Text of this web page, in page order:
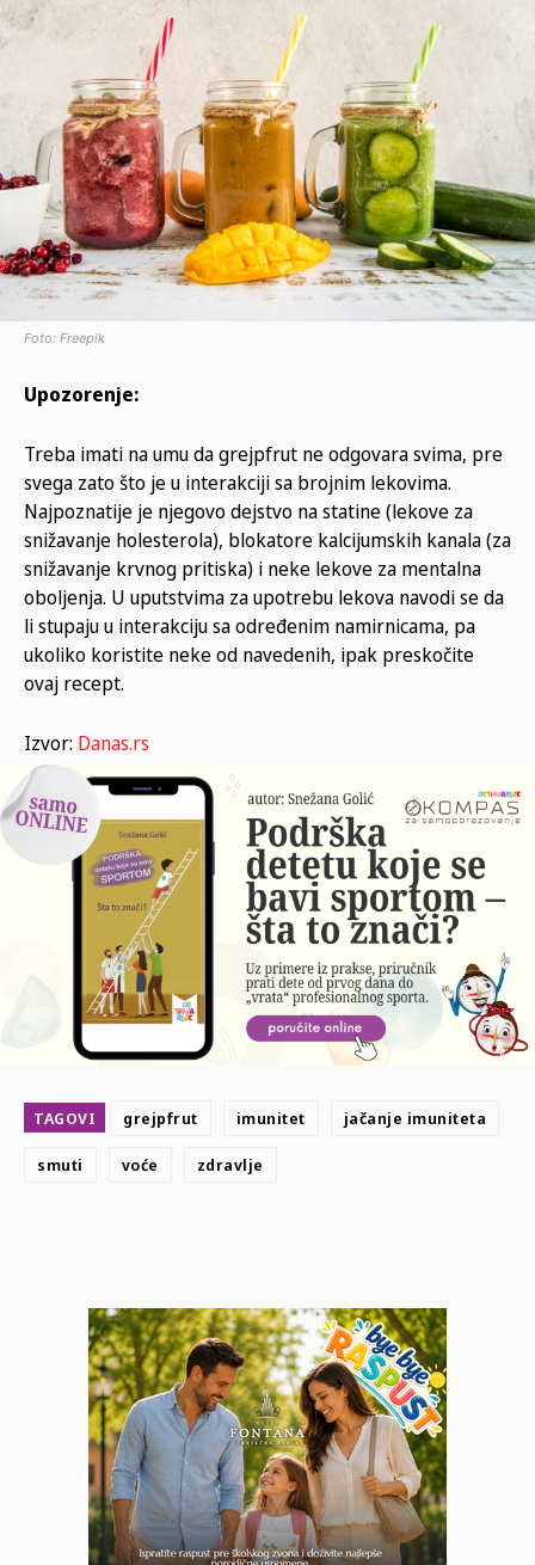
Foto: Freepik
Upozorenje:
Treba imati na umu da grejpfrut ne odgovara svima, pre
svega zato što je u interakciji sa brojnim lekovima.
Najpoznatije je njegovo dejstvo na statine (lekove za
snižavanje holesterola), blokatore kalcijumskih kanala (za
snižavanje krvnog pritiska) i neke lekove za mentalna
oboljenja. U uputstvima za upotrebu lekova navodi se da
li stupaju u interakciju sa određenim namirnicama, pa
ukoliko koristite neke od navedenih, ipak preskočite
ovaj recept.
Izvor: Danas.rs
TAGOVI grejpfrut imunitet jačanje imuniteta
smuti voće zdravlje